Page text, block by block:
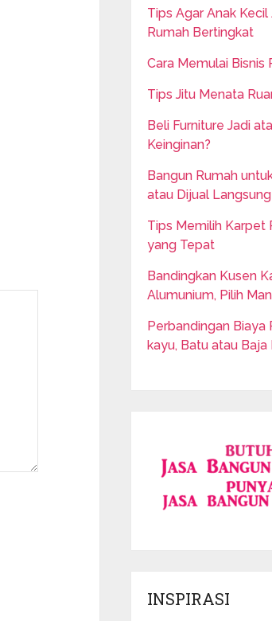
Tips Agar Anak
Rumah Bertingkat
Cara Memulai Bisnis
Tips Jitu Menata
Beli Furniture Jadi
Keinginan?
Bangun Rumah
atau Dijual Langsung
Tips Memilih Karpet
yang Tepat
Bandingkan Kusen
Alumunium, Pilih
Perbandingan Biaya
kayu, Batu atau Baja
INSPIRASI